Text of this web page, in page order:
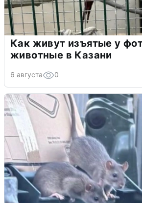
Как живут изъятые у
животные в Казани
6 августа 0